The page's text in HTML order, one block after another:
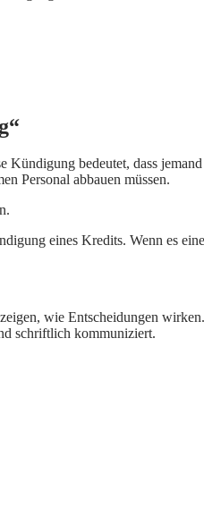
bedeutet, dass
Personal abbauen müssen.
eines Kredits. Wenn es
wie Entscheidungen
schriftlich kommuniziert.